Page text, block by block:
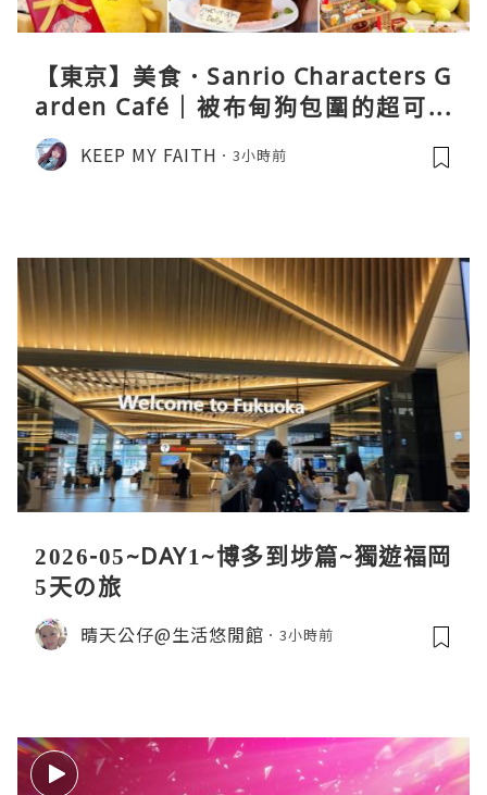
【東京】美食．Sanrio Characters G
arden Café｜被布甸狗包圍的超可愛
下午茶體驗
KEEP MY FAITH 3小時前
2026-05~DAY1~博多到埗篇~獨遊福岡
5天の旅
晴天公仔@生活悠閒館 3小時前